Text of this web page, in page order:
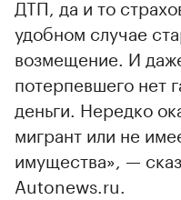
ДТП, да и то
удобном случае
возмещение. И
потерпевшего нет
деньги. Нередко
мигрант или не
имущества», —
Autonews.ru.